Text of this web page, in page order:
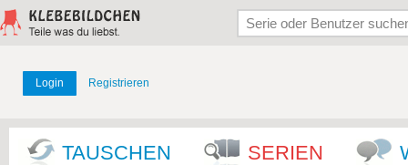
Login Registrieren
TAUSCHEN SERIEN